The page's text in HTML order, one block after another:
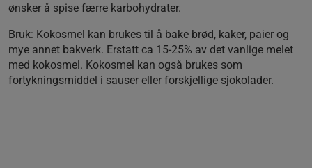
ønsker å spise færre karbohydrater.
Bruk: Kokosmel kan brukes til å bake brød, kaker, paier og
mye annet bakverk. Erstatt ca 15-25% av det vanlige melet
med kokosmel. Kokosmel kan også brukes som
fortykningsmiddel i sauser eller forskjellige sjokolader.